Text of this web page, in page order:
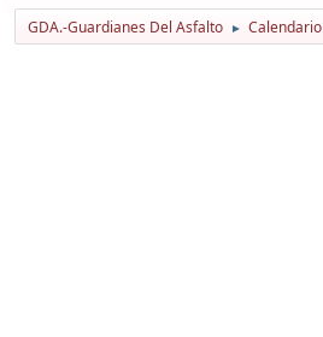
GDA.-Guardianes Del Asfalto ► Calendario